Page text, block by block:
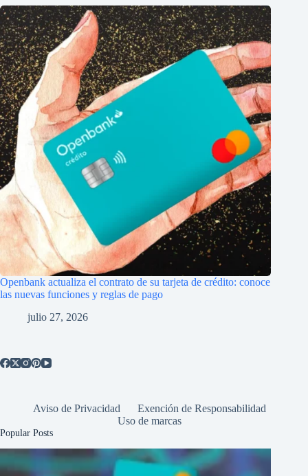
Openbank actualiza el contrato de su tarjeta de crédito: conoce
las nuevas funciones y reglas de pago
julio 27, 2026
Aviso de Privacidad
Exención de Responsabilidad
Uso de marcas
Popular Posts